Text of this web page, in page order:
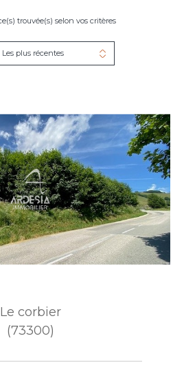
trouvée(s) selon vos critères
Les plus récentes
Le corbier
(73300)